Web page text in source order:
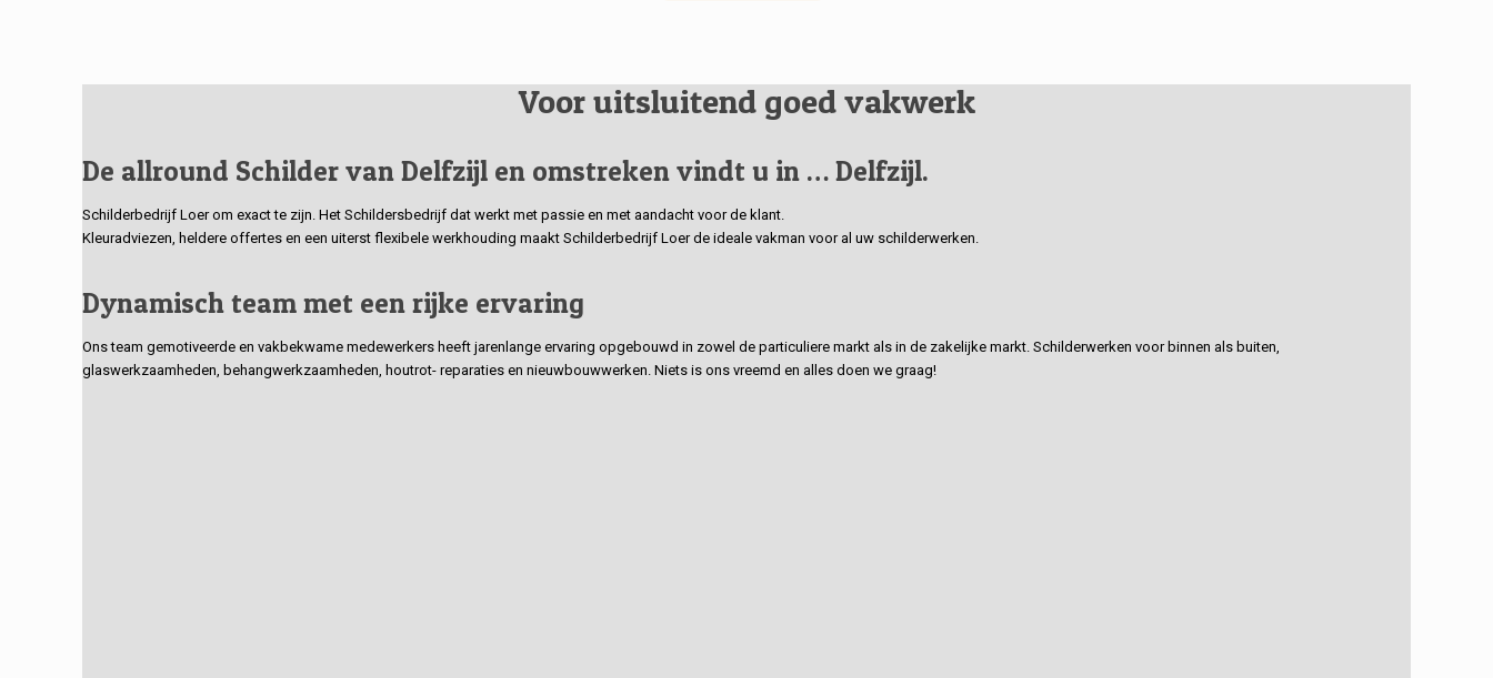
Voor uitsluitend goed vakwerk
De allround Schilder van Delfzijl en omstreken vindt u in … Delfzijl.
Schilderbedrijf Loer om exact te zijn. Het Schildersbedrijf dat werkt met passie en met aandacht voor de klant.
Kleuradviezen, heldere offertes en een uiterst flexibele werkhouding maakt Schilderbedrijf Loer de ideale vakman voor al uw schilderwerken.
Dynamisch team met een rijke ervaring
Ons team gemotiveerde en vakbekwame medewerkers heeft jarenlange ervaring opgebouwd in zowel de particuliere markt als in de zakelijke markt. Schilderwerken voor binnen als buiten,
glaswerkzaamheden, behangwerkzaamheden, houtrot- reparaties en nieuwbouwwerken. Niets is ons vreemd en alles doen we graag!